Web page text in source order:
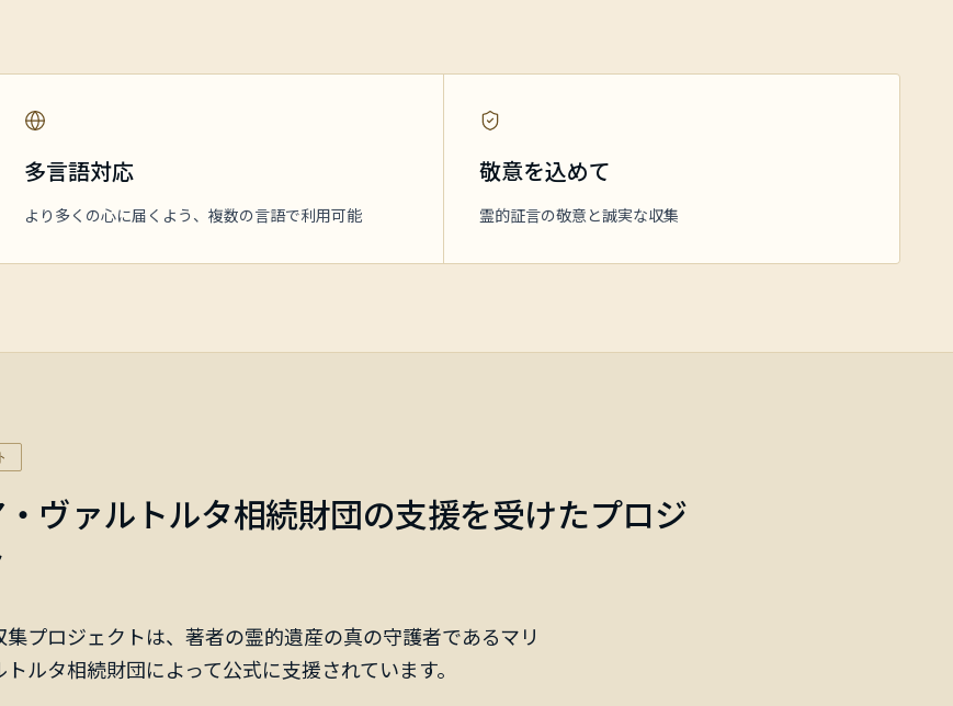
多言語対応
より多くの心に届くよう、複数の言語で利用可能
敬意を込めて
霊的証言の敬意と誠実な収集
ヴァルトルタ相続財団の支援を受けたプロジ
集プロジェクトは、著者の霊的遺産の真の守護者であるマリ
ルタ相続財団によって公式に支援されています。